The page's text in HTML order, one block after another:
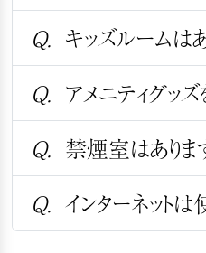
Q. キッズルームは
Q. アメニティグッ
Q. 禁煙室はありま
Q. インターネット